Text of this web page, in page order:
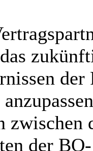
zwischen
der